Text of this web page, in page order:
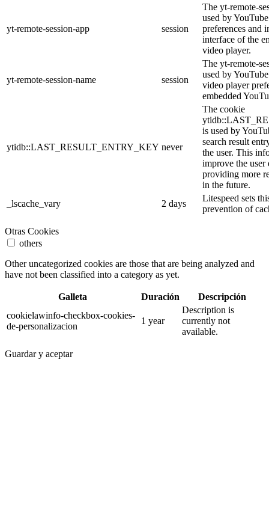
yt-remote-session-app session
The yt-remote-
used by
preferences and
interface of the
video player.
yt-remote-session-name session
The yt-remote-
used by
video player
embedded
ytidb::LAST_RESULT_ENTRY_KEY never
The cookie
is used by
search result
the user. This
improve the user
providing more
in the future.
_lscache_vary
2 days
Litespeed sets
prevention of
Otras Cookies
others
Other uncategorized cookies are those that are being analyzed and
have not been classified into a category as yet.
Galleta Duración
Descripción
cookielawinfo-checkbox-cookies-
de-personalizacion
1 year
Description is
currently not
available.
Guardar y aceptar